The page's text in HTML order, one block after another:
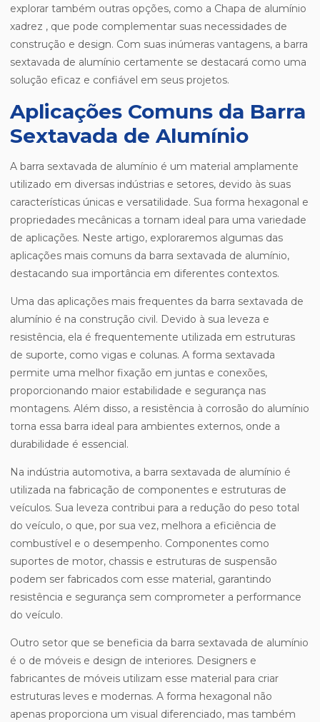
explorar também outras opções, como a Chapa de alumínio
xadrez , que pode complementar suas necessidades de
construção e design. Com suas inúmeras vantagens, a barra
sextavada de alumínio certamente se destacará como uma
solução eficaz e confiável em seus projetos.
Aplicações Comuns da Barra
Sextavada de Alumínio
A barra sextavada de alumínio é um material amplamente
utilizado em diversas indústrias e setores, devido às suas
características únicas e versatilidade. Sua forma hexagonal e
propriedades mecânicas a tornam ideal para uma variedade
de aplicações. Neste artigo, exploraremos algumas das
aplicações mais comuns da barra sextavada de alumínio,
destacando sua importância em diferentes contextos.
Uma das aplicações mais frequentes da barra sextavada de
alumínio é na construção civil. Devido à sua leveza e
resistência, ela é frequentemente utilizada em estruturas
de suporte, como vigas e colunas. A forma sextavada
permite uma melhor fixação em juntas e conexões,
proporcionando maior estabilidade e segurança nas
montagens. Além disso, a resistência à corrosão do alumínio
torna essa barra ideal para ambientes externos, onde a
durabilidade é essencial.
Na indústria automotiva, a barra sextavada de alumínio é
utilizada na fabricação de componentes e estruturas de
veículos. Sua leveza contribui para a redução do peso total
do veículo, o que, por sua vez, melhora a eficiência de
combustível e o desempenho. Componentes como
suportes de motor, chassis e estruturas de suspensão
podem ser fabricados com esse material, garantindo
resistência e segurança sem comprometer a performance
do veículo.
Outro setor que se beneficia da barra sextavada de alumínio
é o de móveis e design de interiores. Designers e
fabricantes de móveis utilizam esse material para criar
estruturas leves e modernas. A forma hexagonal não
apenas proporciona um visual diferenciado, mas também